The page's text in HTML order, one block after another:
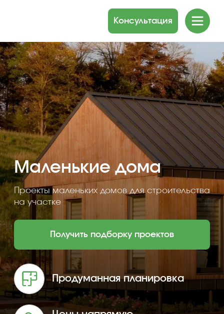
Консультация
Маленькие дома
Проекты маленьких домов для строительства
на участке
Продуманная планировка
от застройщика
Индивидуальное
проектирование
Прозрачная смета
до начала строительства
Получить подборку проектов